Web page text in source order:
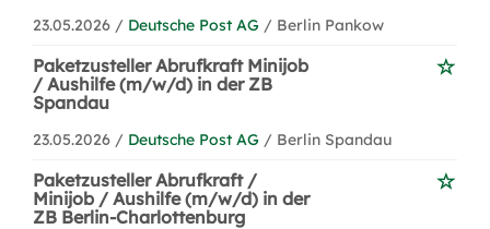
23.05.2026 / Deutsche Post AG / Berlin Pankow
Paketzusteller Abrufkraft Minijob
/ Aushilfe (m/w/d) in der ZB
Spandau
23.05.2026 / Deutsche Post AG / Berlin Spandau
Paketzusteller Abrufkraft /
Minijob / Aushilfe (m/w/d) in der
ZB Berlin-Charlottenburg